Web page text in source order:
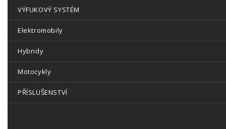
VÝFUKOVÝ SYSTÉM
Elektromobily
Hybridy
Motocykly
PŘÍSLUŠENSTVÍ